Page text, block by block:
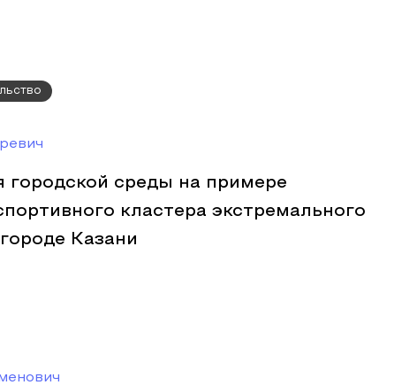
городской среды на примере
кластера экстремального
Казани